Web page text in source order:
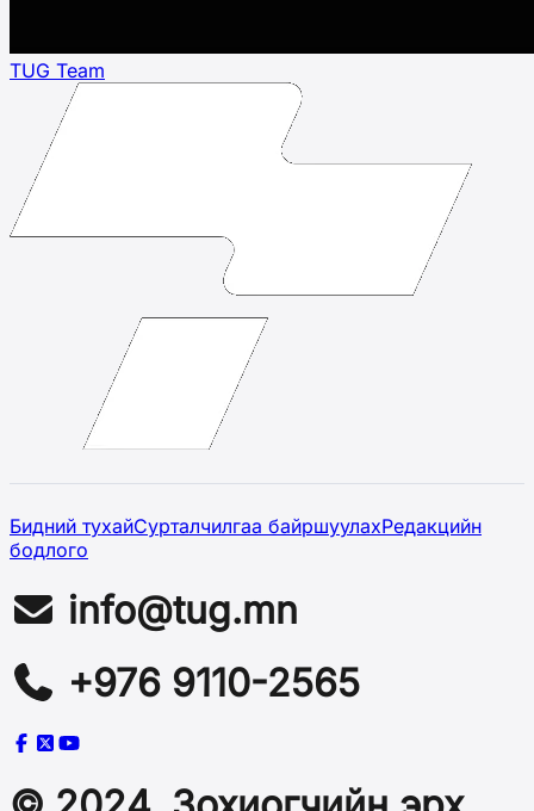
TUG Team
Бидний тухайСурталчилгаа байршуулахРедакцийн
бодлого
info@tug.mn
+976 9110-2565